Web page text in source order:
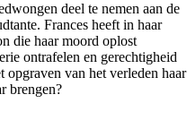
deel te nemen aan de
Frances heeft in haar
die haar moord oplost
ontrafelen en gerechtigheid
opgraven van het verleden haar
brengen?